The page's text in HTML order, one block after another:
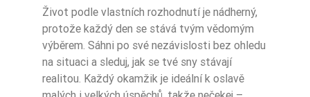
Život podle vlastních rozhodnutí je nádherný,
protože každý den se stává tvým vědomým
výběrem. Sáhni po své nezávislosti bez ohledu
na situaci a sleduj, jak se tvé sny stávají
realitou. Každý okamžik je ideální k oslavě
Typ Zapachu Korzenne
Nuty Głowy kwiat imbiru
Nuty Głowy różowy pieprz